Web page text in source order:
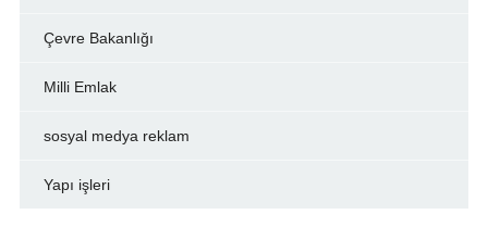
Çevre Bakanlığı
Milli Emlak
sosyal medya reklam
Yapı işleri